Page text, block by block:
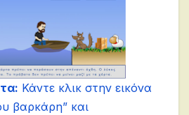
Κάντε κλικ στην εικόνα
βαρκάρη” και